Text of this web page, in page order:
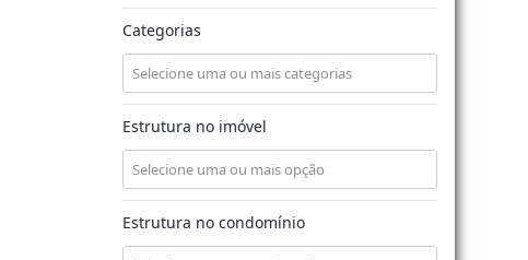
Categorias
Estrutura no imóvel
Estrutura no condomínio